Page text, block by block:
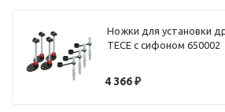
Ножки для установки
TECE с сифоном 650002
4 366₽